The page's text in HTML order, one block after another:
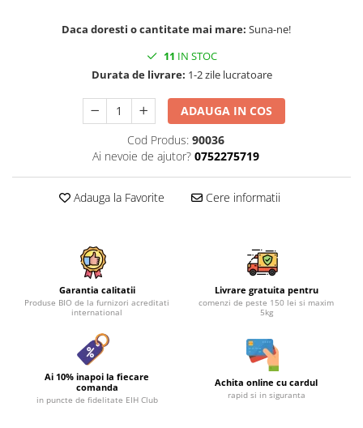
Daca doresti o cantitate mai mare: Suna-ne!
11 IN STOC
Durata de livrare: 1-2 zile lucratoare
ADAUGA IN COS
Cod Produs: 90036
Ai nevoie de ajutor? 0752275719
Adauga la Favorite Cere informatii
Garantia calitatii
Produse BIO de la furnizori acreditati
international
Livrare gratuita pentru
comenzi de peste 150 lei si maxim
5kg
Ai 10% inapoi la fiecare
comanda
in puncte de fidelitate EIH Club
Achita online cu cardul
rapid si in siguranta